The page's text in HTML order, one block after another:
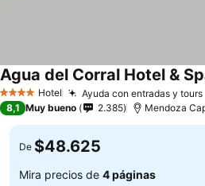
4 EstrellasHotel Ayuda con entradas y tours
Agua del Corral Hotel &
8,1 Muy bueno 2.385 Mendoza
De $48.625
Mira precios de 4 páginas